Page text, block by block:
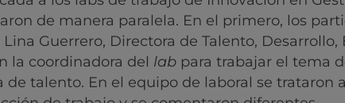
de manera paralela. En el primero, los
Guerrero, Directora de Talento,
la coordinadora del lab para trabajar el tema
talento. En el equipo de laboral se trataron